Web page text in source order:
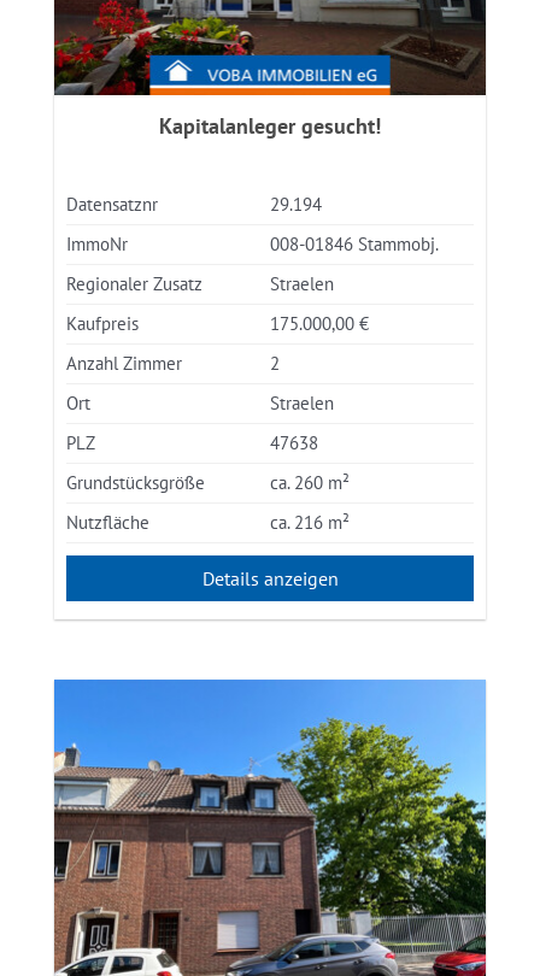
Kapitalanleger gesucht!
Datensatznr
29.194
ImmoNr
008-01846 Stammobj.
Regionaler Zusatz
Straelen
Kaufpreis
175.000,00 €
Anzahl Zimmer
2
Ort
Straelen
PLZ
47638
Grundstücksgröße
ca. 260 m²
Nutzfläche
ca. 216 m²
Details anzeigen